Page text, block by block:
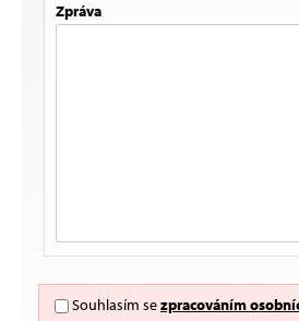
Zpráva
Souhlasím sezpracováním